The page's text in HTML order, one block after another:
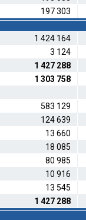
197 303
1 424 164
3 124
1 427 288
1 303 758
583 129
124 639
13 660
18 085
80 985
10 916
13 545
1 427 288